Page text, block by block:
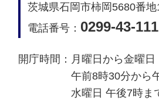
茨城県石岡市柿岡5680番地
電話番号： 0299-43-
開庁時間： 月曜日から金曜日
午前8時30分から
水曜日 午後7時ま